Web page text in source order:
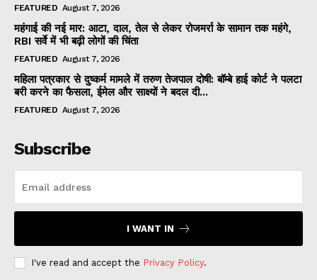
FEATURED August 7, 2026
महंगाई की नई मार: आटा, दाल, तेल से लेकर रोजमर्रा के सामान तक महंगे,
RBI सर्वे में भी बढ़ी लोगों की चिंता
FEATURED August 7, 2026
महिला पत्रकार से दुष्कर्म मामले में तरुण तेजपाल दोषी: बॉम्बे हाई कोर्ट ने पलटा
बरी करने का फैसला, ईमेल और साक्ष्यों ने बदल दी...
FEATURED August 7, 2026
Subscribe
I WANT IN
I've read and accept the Privacy Policy.